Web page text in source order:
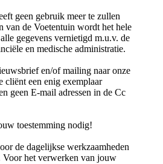
geen gebruik meer te zullen
van de Voetentuin wordt het hele
gegevens vernietigd m.u.v. de
en medische administratie.
en/of mailing naar onze
cliënt een enig exemplaar
geen E-mail adressen in de Cc
toestemming nodig!
de dagelijkse werkzaamheden
Voor het verwerken van jouw